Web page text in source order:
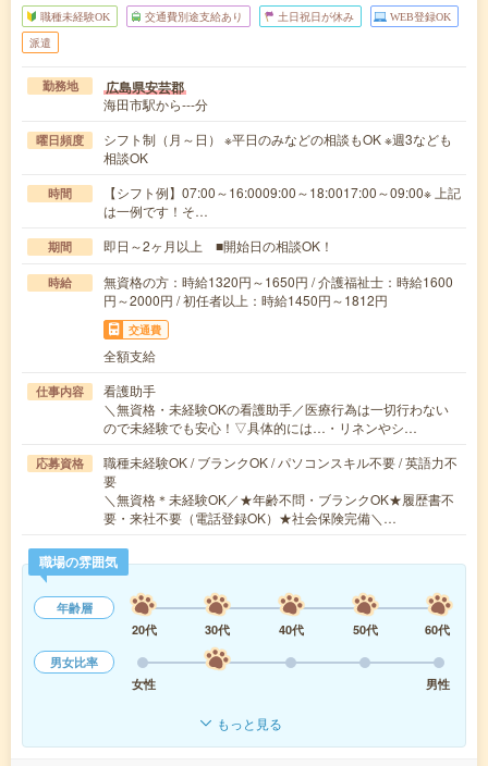
職種未経験OK 交通費別途支給あり 土日祝日が休み WEB登録OK
派遣
勤務地 広島県安芸郡
海田市駅から---分
曜日頻度
シフト制（月～日） ※平日のみなどの相談もOK ※週3なども
相談OK
時間
【シフト例】07:00～16:0009:00～18:0017:00～09:00※ 上記
は一例です！そ…
期間 即日～2ヶ月以上 ■開始日の相談OK！
時給
無資格の方：時給1320円～1650円 / 介護福祉士：時給1600
円～2000円 / 初任者以上：時給1450円～1812円
交通費
全額支給
仕事内容
看護助手
＼無資格・未経験OKの看護助手／医療行為は一切行わない
ので未経験でも安心！▽具体的には…・リネンやシ…
応募資格
職種未経験OK / ブランクOK / パソコンスキル不要 / 英語力不
要
＼無資格＊未経験OK／★年齢不問・ブランクOK★履歴書不
要・来社不要（電話登録OK）★社会保険完備＼…
職場の雰囲気
年齢層
20代
30代 40代 50代
60代
男女比率
女性
男性
もっと見る